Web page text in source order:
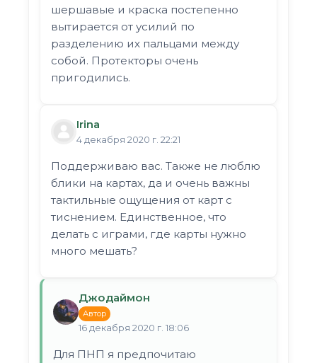
шершавые и краска постепенно
вытирается от усилий по
разделению их пальцами между
собой. Протекторы очень
пригодились.
Irina
4 декабря 2020 г. 22:21
Поддерживаю вас. Также не люблю
блики на картах, да и очень важны
тактильные ощущения от карт с
тиснением. Единственное, что
делать с играми, где карты нужно
много мешать?
Джодаймон
Автор
16 декабря 2020 г. 18:06
Для ПНП я предпочитаю